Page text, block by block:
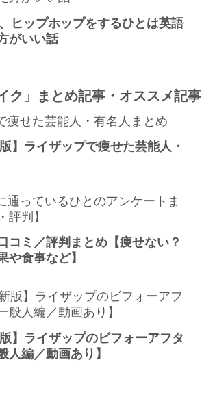
ヒップホップをするひとは英語
がいい話
ク」まとめ記事・オススメ記事
】ライザップで痩せた芸能人・
コミ／評判まとめ【痩せない？
や食事など】
】ライザップのビフォーアフタ
人編／動画あり】